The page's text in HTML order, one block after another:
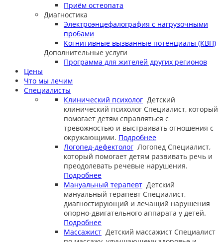
Приём остеопата
Диагностика
Электроэнцефалография с нагрузочными
пробами
Когнитивные вызванные потенциалы (КВП)
Дополнительные услуги
Программа для жителей других регионов
Цены
Что мы лечим
Специалисты
Клинический психолог Детский
клинический психолог Специалист, который
помогает детям справляться с
тревожностью и выстраивать отношения с
окружающими. Подробнее
Логопед-дефектолог Логопед Специалист,
который помогает детям развивать речь и
преодолевать речевые нарушения.
Подробнее
Мануальный терапевт Детский
мануальный терапевт Специалист,
диагностирующий и лечащий нарушения
опорно-двигательного аппарата у детей.
Подробнее
Массажист Детский массажист Специалист